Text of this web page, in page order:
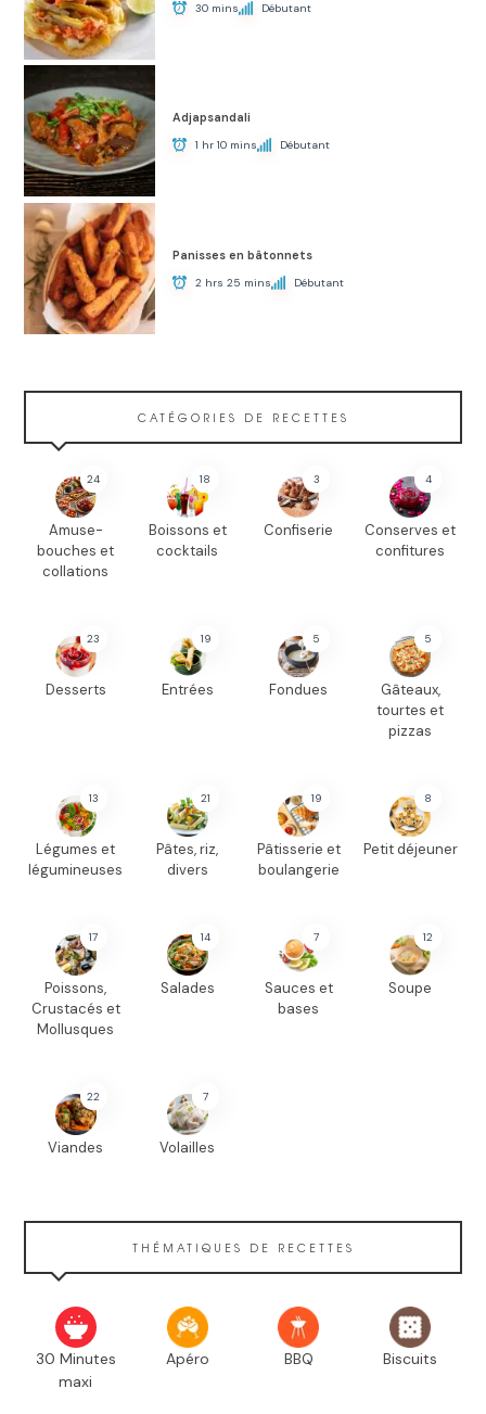
30 mins Débutant
Adjapsandali
1 hr 10 mins Débutant
Panisses en bâtonnets
2 hrs 25 mins Débutant
CATÉGORIES DE RECETTES
24
Amuse-
bouches et
collations
18
Boissons et
cocktails
3
Confiserie
4
Conserves et
confitures
23
Desserts
19
Entrées
5
Fondues
5
Gâteaux,
tourtes et
pizzas
13
Légumes et
légumineuses
21
Pâtes, riz,
divers
19
Pâtisserie et
boulangerie
8
Petit déjeuner
17
Poissons,
Crustacés et
Mollusques
14
Salades
7
Sauces et
bases
12
Soupe
22
Viandes
7
Volailles
THÉMATIQUES DE RECETTES
30 Minutes
maxi
Apéro BBQ Biscuits